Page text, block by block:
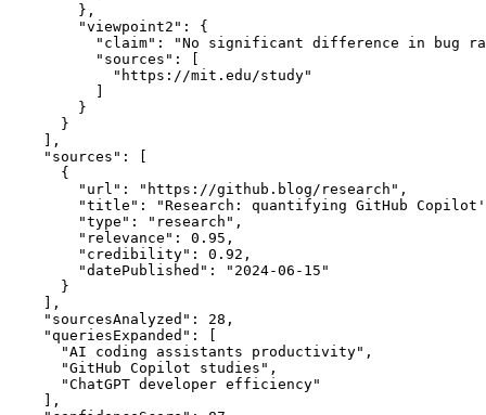
        },
"viewpoint2" : {
"claim" :
"No significant difference in bug
"sources" : [
            "https://mit.edu/study"
        }
      }
    ],
"sources" : [
      {
"url" : "https://github.blog/research" ,
"title" :
"Research: quantifying GitHub
"type" : "research" ,
"relevance" : 0.95 ,
"credibility" : 0.92 ,
"datePublished" :
"2024-06-15"
      }
    ],
"sourcesAnalyzed" : 28 ,
"queriesExpanded" : [
      "AI coding assistants productivity",
      "GitHub Copilot studies",
      "ChatGPT developer efficiency"
    ],